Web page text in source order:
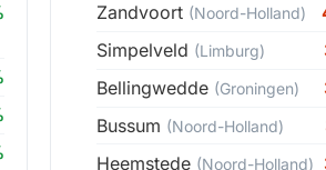
Zandvoort (Noord-Holland)
Simpelveld (Limburg)
Bellingwedde (Groningen)
Bussum (Noord-Holland)
Heemstede (Noord-Holland)